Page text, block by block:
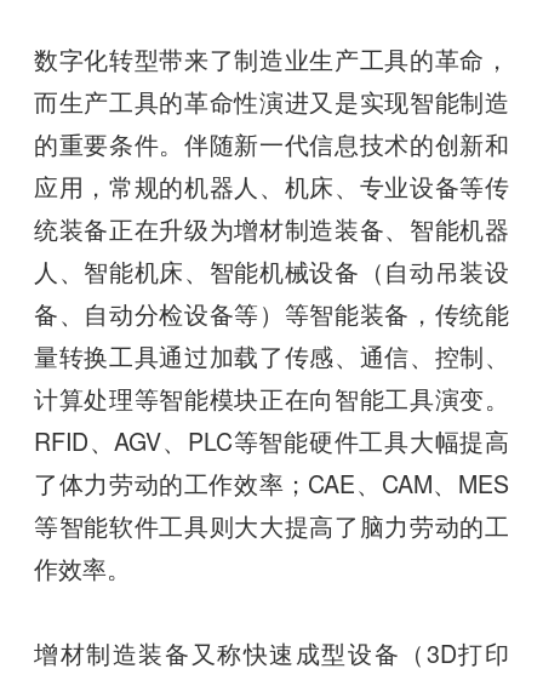
数字化转型带来了制造业生产工具的革命，
而生产工具的革命性演进又是实现智能制造
的重要条件。伴随新一代信息技术的创新和
应用，常规的机器人、机床、专业设备等传
统装备正在升级为增材制造装备、智能机器
人、智能机床、智能机械设备（自动吊装设
备、自动分检设备等）等智能装备，传统能
量转换工具通过加载了传感、通信、控制、
计算处理等智能模块正在向智能工具演变。
RFID、AGV、PLC等智能硬件工具大幅提高
了体力劳动的工作效率；CAE、CAM、MES
等智能软件工具则大大提高了脑力劳动的工
作效率。
增材制造装备又称快速成型设备（3D打印